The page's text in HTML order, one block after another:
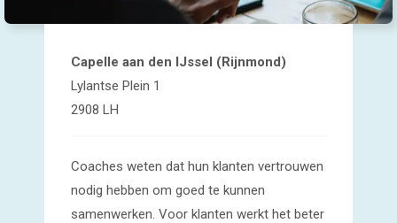
Capelle aan den IJssel (Rijnmond)
Lylantse Plein 1
2908 LH
Coaches weten dat hun klanten vertrouwen
nodig hebben om goed te kunnen
samenwerken. Voor klanten werkt het beter